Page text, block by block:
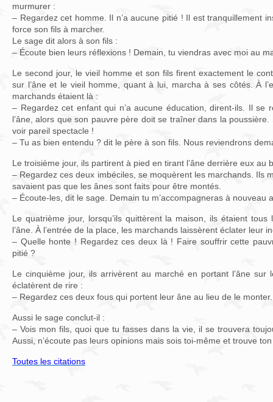
murmurer :
– Regardez cet homme. Il n’a aucune pitié ! Il est tranquillement
force son fils à marcher.
Le sage dit alors à son fils :
– Écoute bien leurs réflexions ! Demain, tu viendras avec moi au
Le second jour, le vieil homme et son fils firent exactement le
sur l’âne et le vieil homme, quant à lui, marcha à ses côtés. À
marchands étaient là :
– Regardez cet enfant qui n’a aucune éducation, dirent-ils. Il se
l’âne, alors que son pauvre père doit se traîner dans la poussière.
voir pareil spectacle !
– Tu as bien entendu ? dit le père à son fils. Nous reviendrons
Le troisième jour, ils partirent à pied en tirant l’âne derrière eux au
– Regardez ces deux imbéciles, se moquèrent les marchands. Ils
savaient pas que les ânes sont faits pour être montés.
– Écoute-les, dit le sage. Demain tu m’accompagneras à nouveau
Le quatrième jour, lorsqu’ils quittèrent la maison, ils étaient
l’âne. À l’entrée de la place, les marchands laissèrent éclater leur
– Quelle honte ! Regardez ces deux là ! Faire souffrir cette
pitié ?
Le cinquième jour, ils arrivèrent au marché en portant l’âne sur
éclatèrent de rire :
– Regardez ces deux fous qui portent leur âne au lieu de le monter.
Aussi le sage conclut-il :
– Vois mon fils, quoi que tu fasses dans la vie, il se trouvera
Aussi, n’écoute pas leurs opinions mais sois toi-même et trouve
Toutes les citations